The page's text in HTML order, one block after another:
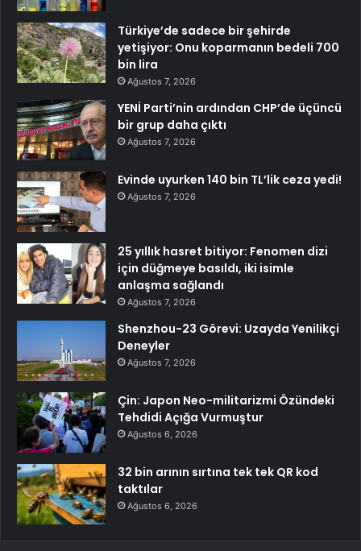
Türkiye’de sadece bir şehirde
yetişiyor: Onu koparmanın bedeli 700
bin lira
Ağustos 7, 2026
YENİ Parti’nin ardından CHP’de üçüncü
bir grup daha çıktı
Ağustos 7, 2026
Evinde uyurken 140 bin TL’lik ceza yedi!
Ağustos 7, 2026
25 yıllık hasret bitiyor: Fenomen dizi
için düğmeye basıldı, iki isimle
anlaşma sağlandı
Ağustos 7, 2026
Shenzhou-23 Görevi: Uzayda Yenilikçi
Deneyler
Ağustos 7, 2026
Çin: Japon Neo-militarizmi Özündeki
Tehdidi Açığa Vurmuştur
Ağustos 6, 2026
32 bin arının sırtına tek tek QR kod
taktılar
Ağustos 6, 2026